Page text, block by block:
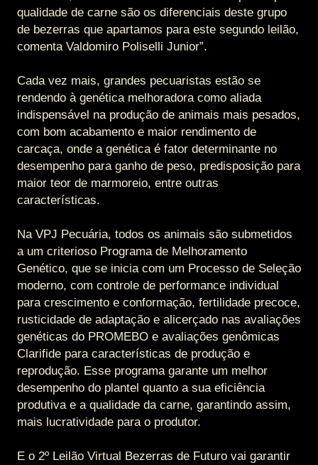
qualidade de carne são os diferenciais deste grupo
de bezerras que apartamos para este segundo leilão,
comenta Valdomiro Poliselli Junior”.
Cada vez mais, grandes pecuaristas estão se
rendendo à genética melhoradora como aliada
indispensável na produção de animais mais pesados,
com bom acabamento e maior rendimento de
carcaça, onde a genética é fator determinante no
desempenho para ganho de peso, predisposição para
maior teor de marmoreio, entre outras
características.
Na VPJ Pecuária, todos os animais são submetidos
a um criterioso Programa de Melhoramento
Genético, que se inicia com um Processo de Seleção
moderno, com controle de performance individual
para crescimento e conformação, fertilidade precoce,
rusticidade de adaptação e alicerçado nas avaliações
genéticas do PROMEBO e avaliações genômicas
Clarifide para características de produção e
reprodução. Esse programa garante um melhor
desempenho do plantel quanto a sua eficiência
produtiva e a qualidade da carne, garantindo assim,
mais lucratividade para o produtor.
E o 2º Leilão Virtual Bezerras de Futuro vai garantir